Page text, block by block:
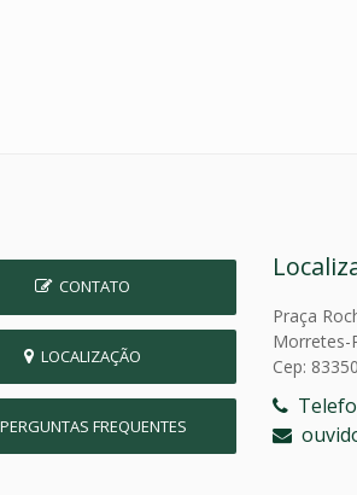
CONTATO
LOCALIZAÇÃO
PERGUNTAS FREQUENTES
Praça
Morretes-
Cep: